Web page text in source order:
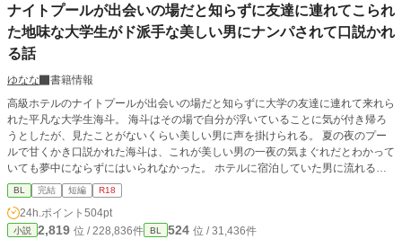
ナイトプールが出会いの場だと知らずに友達に連れてこられ
た地味な大学生がド派手な美しい男にナンパされて口説かれ
る話
ゆなな
書籍情報
高級ホテルのナイトプールが出会いの場だと知らずに大学の友達に連れて来れら
れた平凡な大学生海斗。 海斗はその場で自分が浮いていることに気が付き帰ろ
うとしたが、見たことがないくらい美しい男に声を掛けられる。 夏の夜のプー
ルで甘くかき口説かれた海斗は、これが美しい男の一夜の気まぐれだとわかって
いても夢中にならずにはいられなかった。 ホテルに宿泊していた男に流れるよ
うに部屋に連れ込まれた海斗。 翌朝逃げるようにホテルの部屋を出た海斗はよ
うやく男の驚くべき正体に気が付き、目を瞠った……
BL 完結 短編 R18
24h.ポイント 504pt
小説 2,819 位 / 228,836件 BL 524 位 / 31,436件